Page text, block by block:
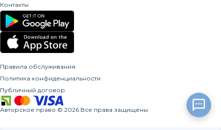
Контакты
Правила обслуживания
Политика конфиденциальности
Публичный договор
Авторское право © 2026 Все права защищены